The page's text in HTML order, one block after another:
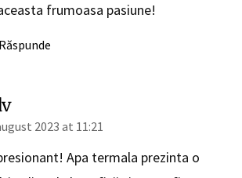
frumoasa pasiune!
Răspunde
2023 at 11:21
Apa termala prezinta o